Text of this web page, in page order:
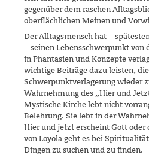
gegenüber dem raschen
oberflächlichen Meinen und
Der Alltagsmensch hat –
– seinen Lebensschwerpunkt
in Phantasien und Konzepte
wichtige Beiträge dazu leisten,
Schwerpunktverlagerung wieder
Wahrnehmung des „Hier und
Mystische Kirche lebt nicht
Belehrung. Sie lebt in der
Hier und jetzt erscheint Gott
von Loyola geht es bei
Dingen zu suchen und zu finden.